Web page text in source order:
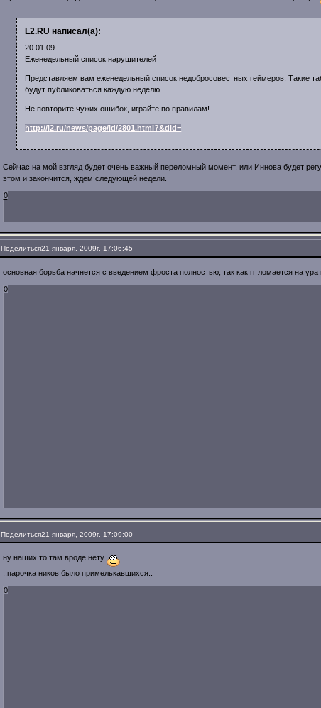
L2.RU написал(а):
20.01.09
Еженедельный список нарушителей
Представляем вам еженедельный список недобросовестных геймеров. Такие
будут публиковаться каждую неделю.
Не повторите чужих ошибок, играйте по правилам!
http://l2.ru/news/page/id/2801.html?&did=
Сейчас на мой взгляд будет очень важный переломный момент, или Иннова будет
этом и закончится, ждем следующей недели.
0
Поделиться21 января, 2009г. 17:06:45
основная борьба начнется с введением фроста полностью, так как гг ломается на
0
Поделиться21 января, 2009г. 17:09:00
ну наших то там вроде нету
..парочка ников было примелькавшихся..
0